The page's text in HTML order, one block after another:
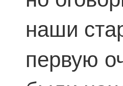
наши
первую